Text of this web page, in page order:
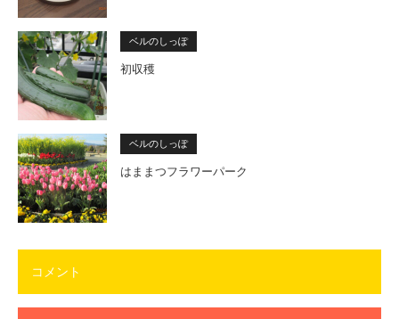
ベルのしっぽ
初収穫
ベルのしっぽ
はままつフラワーパーク
コメント